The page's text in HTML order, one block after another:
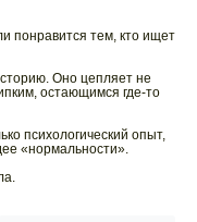
понравится тем, кто ищет
Оно цепляет не
остающимся где-то
психологический опыт,
«нормальности».